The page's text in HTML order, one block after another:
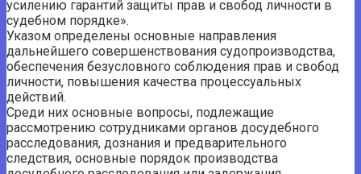
усилению гарантий защиты прав и свобод личности в
судебном порядке».
Указом определены основные направления
дальнейшего совершенствования судопроизводства,
обеспечения безусловного соблюдения прав и свобод
личности, повышения качества процессуальных
действий.
Среди них основные вопросы, подлежащие
рассмотрению сотрудниками органов досудебного
расследования, дознания и предварительного
следствия, основные порядок производства